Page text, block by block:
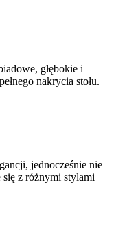
głębokie i
nakrycia stołu.
jednocześnie nie
z różnymi stylami